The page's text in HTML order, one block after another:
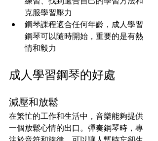
克服學習壓力
鋼琴課程適合任何年齡，成人學習
鋼琴可以隨時開始，重要的是有熱
情和毅力
成人學習鋼琴的好處
減壓和放鬆
在繁忙的工作和生活中，音樂能夠提供
一個放鬆心情的出口。彈奏鋼琴時，專